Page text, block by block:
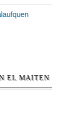
EL MAITEN